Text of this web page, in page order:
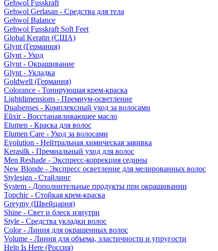
Gehwol Fusskraft
Gehwol Gerlasan - Средства для тела
Gehwol Balance
Gehwol Fusskraft Soft Feet
Global Keratin (США)
Glynt (Германия)
Glynt - Уход
Glynt - Окрашивание
Glynt - Укладка
Goldwell (Германия)
Colorance - Тонирующая крем-краска
Lightdimensions - Премиум-осветление
Dualsenses - Комплексный уход за волосами
Elixir - Восстанавливающее масло
Elumen - Краска для волос
Elumen Care - Уход за волосами
Evolution - Нейтральная химическая завивка
Kerasilk - Премиальный уход для волос
Men Reshade - Экспресс-коррекция седины
New Blonde - Экспресс осветление для мелированных волос
Stylesign - Стайлинг
System - Дополнительные продукты при окрашивании
Topchic - Стойкая крем-краска
Greymy (Швейцария)
Shine - Свет и блеск изнутри
Style - Средства укладки волос
Color - Линия для окрашенных волос
Volume - Линия для объема, эластичности и упругости
Help Is Here (Россия)